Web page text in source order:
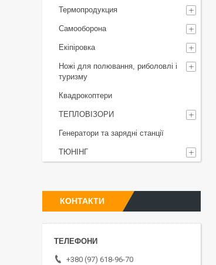
Термопродукция
Самооборона
Екіпіровка
Ножі для полювання, риболовлі і
туризму
Квадрокоптери
ТЕПЛОВІЗОРИ
Генератори та зарядні станції
ТЮНІНГ
КОНТАКТИ
+380 (97) 618-96-70